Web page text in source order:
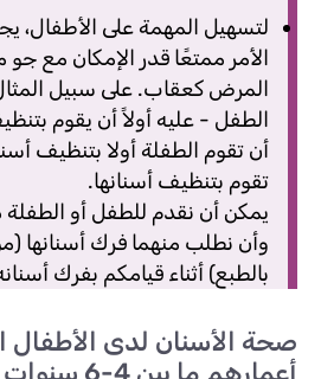
لتسهيل المهمة على الأطفال،
الأمر ممتعًا قدر الإمكان مع جو
المرض كعقاب. على سبيل
الطفل - عليه أولاً أن يقوم
أن تقوم الطفلة أولا بتنظيف
تقوم بتنظيف أسنانها.
يمكن أن نقدم للطفل أو
وأن نطلب منهما فرك أسنانها
بالطبع) أثناء قيامكم بفرك
صحة الأسنان لدى الأطفال
أعمارهم ما بين 4-6 سنوات